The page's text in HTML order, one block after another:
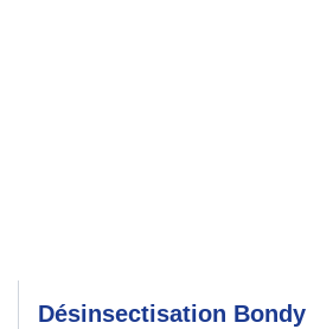
Désinsectisation Bondy